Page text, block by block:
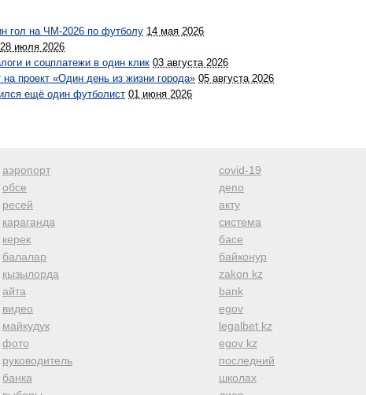
гол на ЧМ-2026 по футболу 14 мая 2026
28 июля 2026
и соцплатежи в один клик 03 августа 2026
проект «Один день из жизни города» 05 августа 2026
ещё один футболист 01 июня 2026
аэропорт
обсе
ресей
караганда
керек
балалар
кызылорда
айта
видео
майкудук
фото
руководитель
банка
covid-19
депо
акту
система
басе
байконур
zakon kz
bank
egov
legalbet kz
egov kz
последний
школах